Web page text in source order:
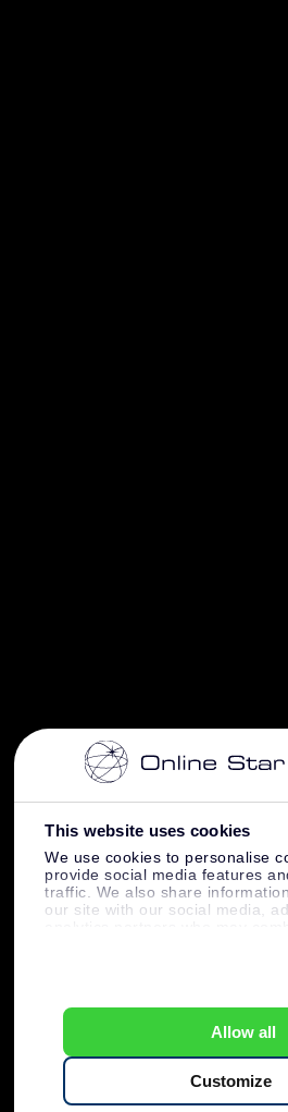
This website uses cookies
We use cookies to personalise
provide social media features
traffic. We also share
our site with our social media,
information that you’ve
Allow all
Customize